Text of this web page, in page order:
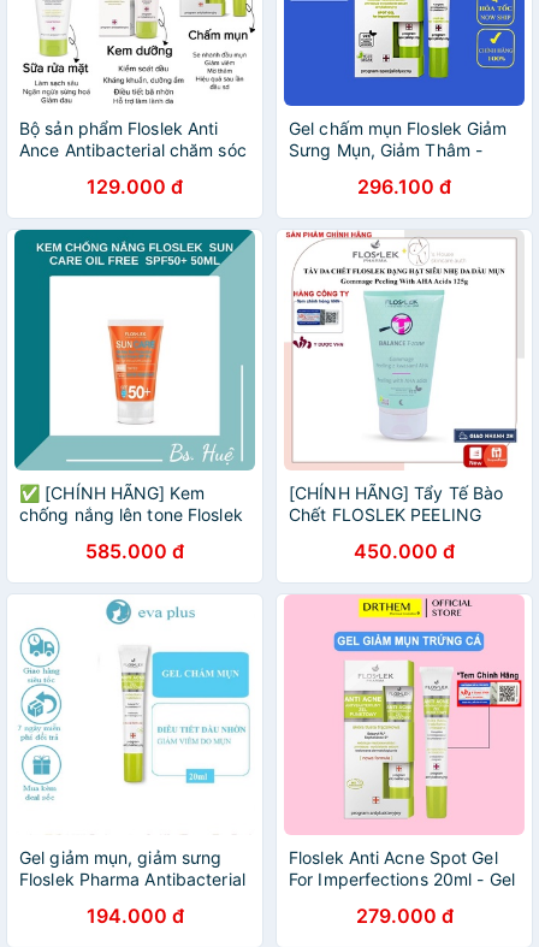
Bộ sản phẩm Floslek Anti
Ance Antibacterial chăm sóc
129.000 đ
Gel chấm mụn Floslek Giảm
Sưng Mụn, Giảm Thâm -
296.100 đ
✅ [CHÍNH HÃNG] Kem
chống nắng lên tone Floslek
Free Sun Protection Tinted
Cream SPF50+ 500ml
585.000 đ
[CHÍNH HÃNG] Tẩy Tế Bào
Chết FLOSLEK PEELING
Dành Cho Da Dầu 125g
450.000 đ
Gel giảm mụn, giảm sưng
Floslek Pharma Antibacterial
194.000 đ
Floslek Anti Acne Spot Gel
For Imperfections 20ml - Gel
Trứng Cá279.000 đ